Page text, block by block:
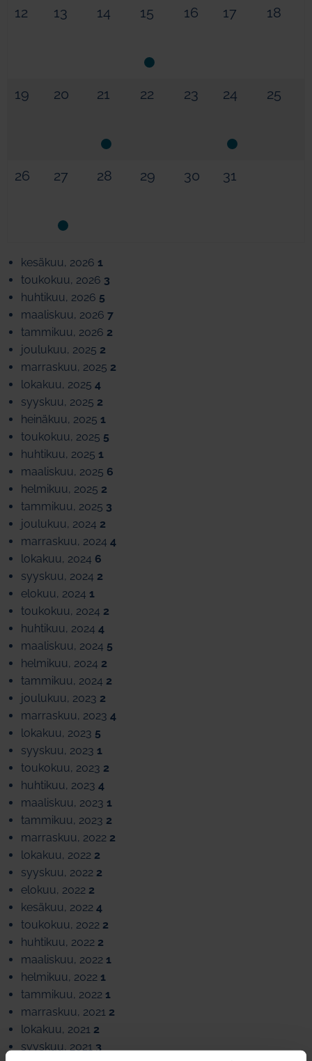
12 13 14 15 16 17 18
19 20 21 22 23 24 25
26 27 28 29 30 31
kesäkuu, 2026 1
toukokuu, 2026 3
huhtikuu, 2026 5
maaliskuu, 2026 7
tammikuu, 2026 2
joulukuu, 2025 2
marraskuu, 2025 2
lokakuu, 2025 4
syyskuu, 2025 2
heinäkuu, 2025 1
toukokuu, 2025 5
huhtikuu, 2025 1
maaliskuu, 2025 6
helmikuu, 2025 2
tammikuu, 2025 3
joulukuu, 2024 2
marraskuu, 2024 4
lokakuu, 2024 6
syyskuu, 2024 2
elokuu, 2024 1
toukokuu, 2024 2
huhtikuu, 2024 4
maaliskuu, 2024 5
helmikuu, 2024 2
tammikuu, 2024 2
joulukuu, 2023 2
marraskuu, 2023 4
lokakuu, 2023 5
syyskuu, 2023 1
toukokuu, 2023 2
huhtikuu, 2023 4
maaliskuu, 2023 1
tammikuu, 2023 2
marraskuu, 2022 2
lokakuu, 2022 2
syyskuu, 2022 2
elokuu, 2022 2
kesäkuu, 2022 4
toukokuu, 2022 2
huhtikuu, 2022 2
maaliskuu, 2022 1
helmikuu, 2022 1
tammikuu, 2022 1
marraskuu, 2021 2
lokakuu, 2021 2
syyskuu, 2021 3